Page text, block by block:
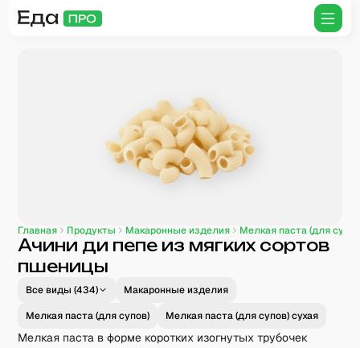
Главная Продукты Макаронные изделия Мелкая паста (для
Ачини ди пепе из мягких сортов
пшеницы
Все виды (434)
Макаронные изделия
Мелкая паста (для супов)
Мелкая паста (для супов) сухая
Мелкая паста в форме коротких изогнутых трубочек